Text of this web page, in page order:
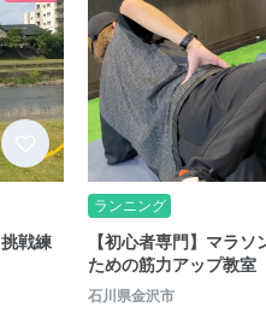
戦練
ランニング
【初心者専門】マラ
ための筋力アップ教室
石川県金沢市